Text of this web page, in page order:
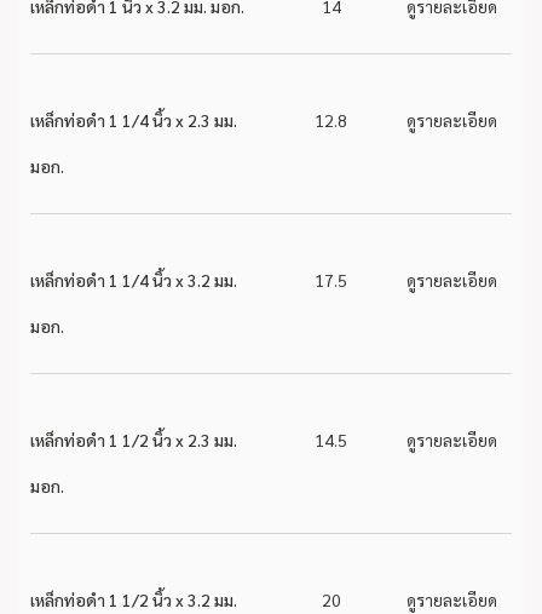
เหล็กท่อดำ 1 นิ้ว x 3.2 มม. มอก. 14 ดูรายละเอียด
เหล็กท่อดำ 1 1/4 นิ้ว x 2.3 มม.
มอก.
12.8 ดูรายละเอียด
เหล็กท่อดำ 1 1/4 นิ้ว x 3.2 มม.
มอก.
17.5 ดูรายละเอียด
เหล็กท่อดำ 1 1/2 นิ้ว x 2.3 มม.
มอก.
14.5 ดูรายละเอียด
เหล็กท่อดำ 1 1/2 นิ้ว x 3.2 มม. 20 ดูรายละเอียด